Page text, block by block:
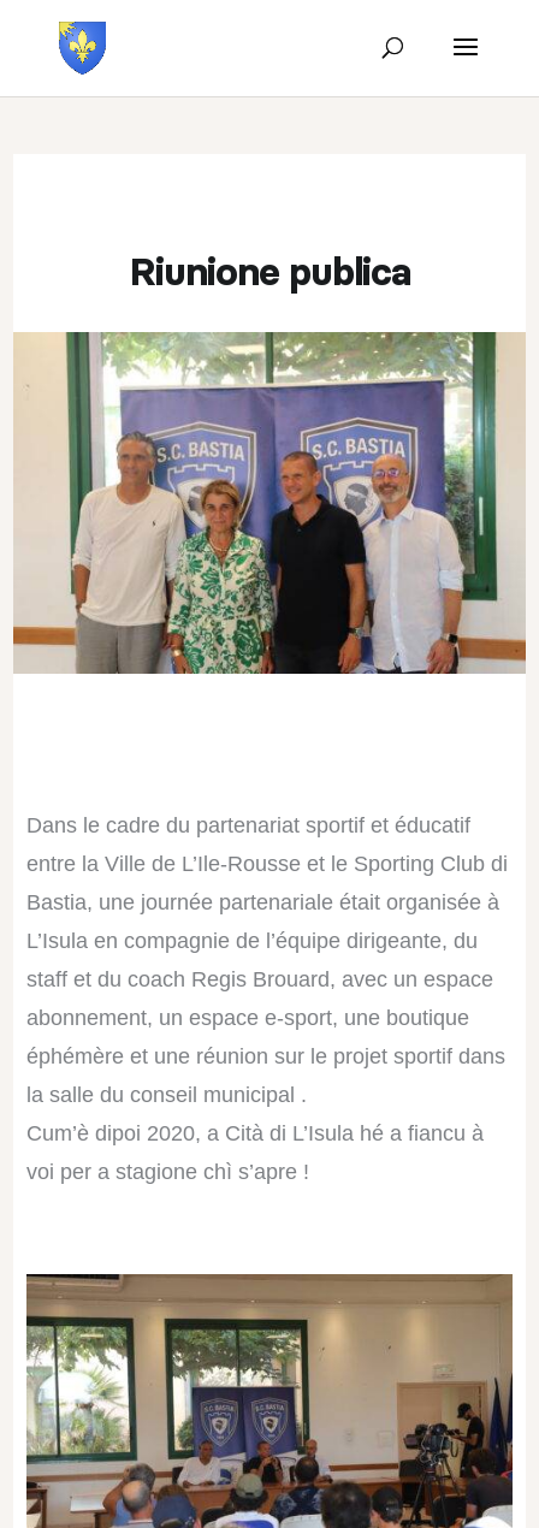
Riunione publica
Dans le cadre du partenariat sportif et éducatif
entre la Ville de L’Ile-Rousse et le Sporting Club di
Bastia, une journée partenariale était organisée à
L’Isula en compagnie de l’équipe dirigeante, du
staff et du coach Regis Brouard, avec un espace
abonnement, un espace e-sport, une boutique
éphémère et une réunion sur le projet sportif dans
la salle du conseil municipal .
Cum’è dipoi 2020, a Cità di L’Isula hé a fiancu à
voi per a stagione chì s’apre !